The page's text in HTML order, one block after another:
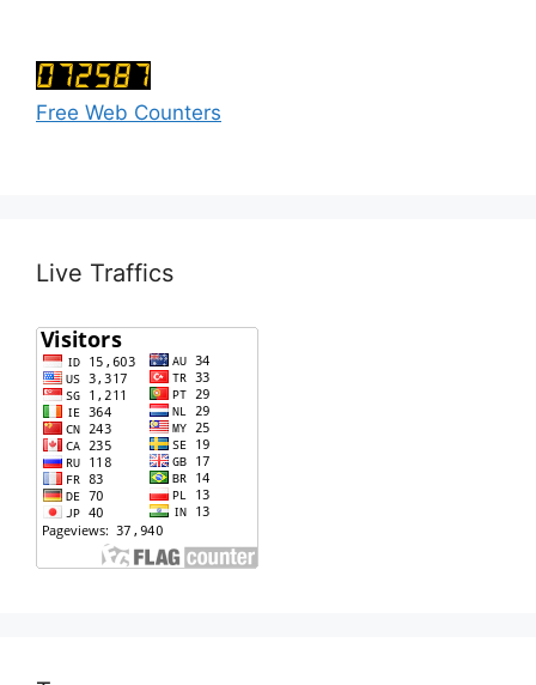
Free Web Counters
Live Traffics